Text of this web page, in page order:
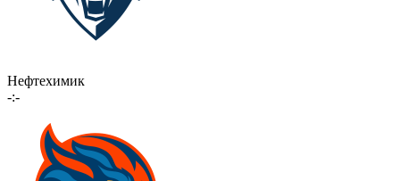
Нефтехимик
-:-